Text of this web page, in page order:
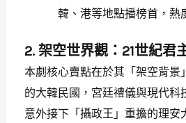
韓、港等地點播榜首，熱
2. 架空世界觀：21世紀君
本劇核心賣點在於其「架空背景
的大韓民國，宮廷禮儀與現代科
意外接下「攝政王」重擔的理安